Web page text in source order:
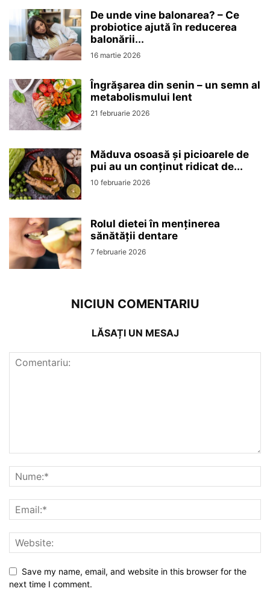
De unde vine balonarea? – Ce
probiotice ajută în reducerea
balonării...
16 martie 2026
Îngrășarea din senin – un semn al
metabolismului lent
21 februarie 2026
Măduva osoasă și picioarele de
pui au un conținut ridicat de...
10 februarie 2026
Rolul dietei în menținerea
sănătății dentare
7 februarie 2026
NICIUN COMENTARIU
LĂSAȚI UN MESAJ
Save my name, email, and website in this browser for the
next time I comment.